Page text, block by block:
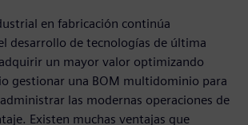
en fabricación continúa
desarrollo de tecnologías de última
un mayor valor optimizando
gestionar una BOM multidominio para
las modernas operaciones de
Existen muchas ventajas que